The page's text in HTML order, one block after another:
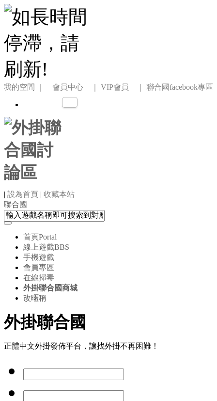
我的空間 ｜ 會員中心 ｜ VIP會員 ｜ 聯合國facebook專區
| 設為首頁 | 收藏本站
聯合國
首頁Portal
線上遊戲BBS
手機遊戲
會員專區
在線掃毒
外掛聯合國商城
改暱稱
外掛聯合國
正體中文外掛發佈平台，讓找外掛不再困難！